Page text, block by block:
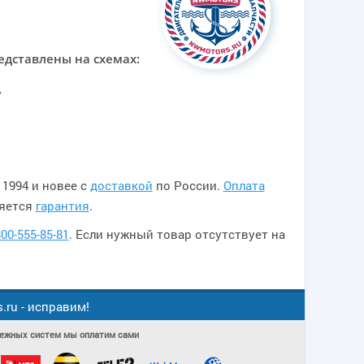
на схемах:
и новее с доставкой по России. Оплата
гарантия.
555-85-81. Если нужный товар отсутствует на
- исправим!
систем мы оплатим сами